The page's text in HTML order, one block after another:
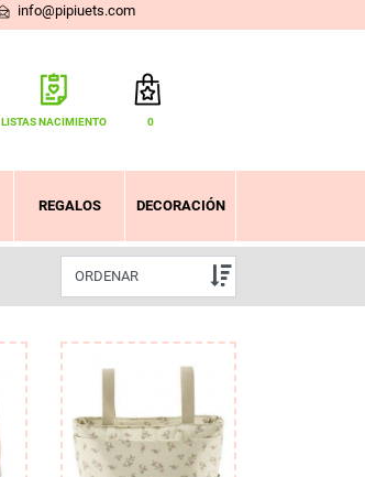
info@pipiuets.com
LISTAS NACIMIENTO 0
VER CESTA
REGALOS DECORACIÓN
ORDENAR